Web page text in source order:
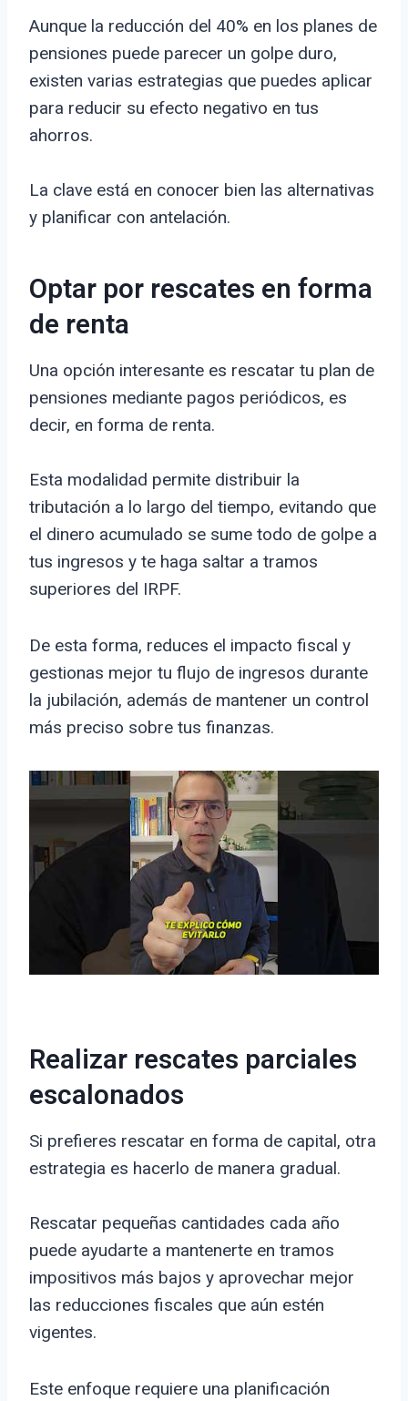
Aunque la reducción del 40% en los planes de
pensiones puede parecer un golpe duro,
existen varias estrategias que puedes aplicar
para reducir su efecto negativo en tus
ahorros.
La clave está en conocer bien las alternativas
y planificar con antelación.
Optar por rescates en forma
de renta
Una opción interesante es rescatar tu plan de
pensiones mediante pagos periódicos, es
decir, en forma de renta.
Esta modalidad permite distribuir la
tributación a lo largo del tiempo, evitando que
el dinero acumulado se sume todo de golpe a
tus ingresos y te haga saltar a tramos
superiores del IRPF.
De esta forma, reduces el impacto fiscal y
gestionas mejor tu flujo de ingresos durante
la jubilación, además de mantener un control
más preciso sobre tus finanzas.
Realizar rescates parciales
escalonados
Si prefieres rescatar en forma de capital, otra
estrategia es hacerlo de manera gradual.
Rescatar pequeñas cantidades cada año
puede ayudarte a mantenerte en tramos
impositivos más bajos y aprovechar mejor
las reducciones fiscales que aún estén
vigentes.
Este enfoque requiere una planificación